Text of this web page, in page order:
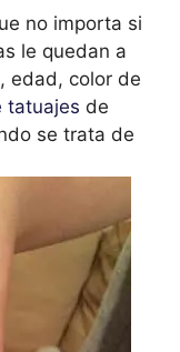
no importa si
le quedan a
edad, color de
tatuajes de
se trata de